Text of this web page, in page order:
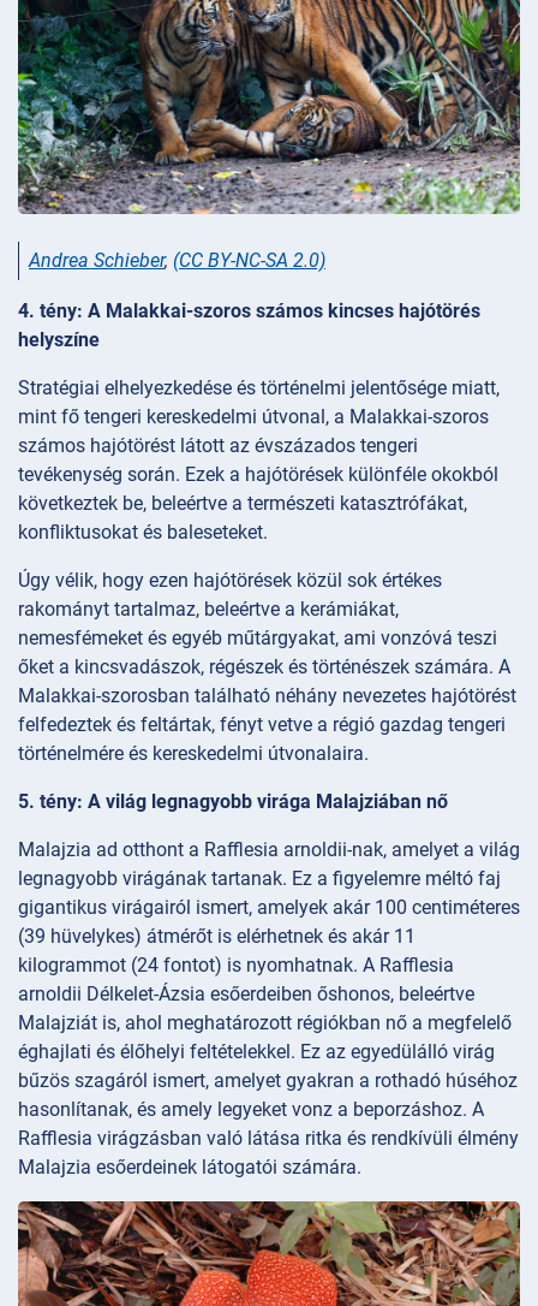
Andrea Schieber, (CC BY-NC-SA 2.0)
4. tény: A Malakkai-szoros számos kincses hajótörés
helyszíne
Stratégiai elhelyezkedése és történelmi jelentősége miatt,
mint fő tengeri kereskedelmi útvonal, a Malakkai-szoros
számos hajótörést látott az évszázados tengeri
tevékenység során. Ezek a hajótörések különféle okokból
következtek be, beleértve a természeti katasztrófákat,
konfliktusokat és baleseteket.
Úgy vélik, hogy ezen hajótörések közül sok értékes
rakományt tartalmaz, beleértve a kerámiákat,
nemesfémeket és egyéb műtárgyakat, ami vonzóvá teszi
őket a kincsvadászok, régészek és történészek számára. A
Malakkai-szorosban található néhány nevezetes hajótörést
felfedeztek és feltártak, fényt vetve a régió gazdag tengeri
történelmére és kereskedelmi útvonalaira.
5. tény: A világ legnagyobb virága Malajziában nő
Malajzia ad otthont a Rafflesia arnoldii-nak, amelyet a világ
legnagyobb virágának tartanak. Ez a figyelemre méltó faj
gigantikus virágairól ismert, amelyek akár 100 centiméteres
(39 hüvelykes) átmérőt is elérhetnek és akár 11
kilogrammot (24 fontot) is nyomhatnak. A Rafflesia
arnoldii Délkelet-Ázsia esőerdeiben őshonos, beleértve
Malajziát is, ahol meghatározott régiókban nő a megfelelő
éghajlati és élőhelyi feltételekkel. Ez az egyedülálló virág
bűzös szagáról ismert, amelyet gyakran a rothadó húséhoz
hasonlítanak, és amely legyeket vonz a beporzáshoz. A
Rafflesia virágzásban való látása ritka és rendkívüli élmény
Malajzia esőerdeinek látogatói számára.